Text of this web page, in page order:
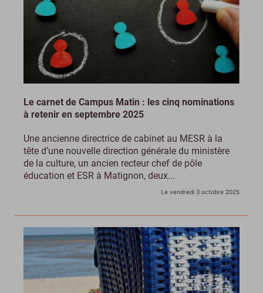
Le carnet de Campus Matin : les cinq nominations
à retenir en septembre 2025
Une ancienne directrice de cabinet au MESR à la
tête d’une nouvelle direction générale du ministère
de la culture, un ancien recteur chef de pôle
éducation et ESR à Matignon, deux...
Le vendredi 3 octobre 2025